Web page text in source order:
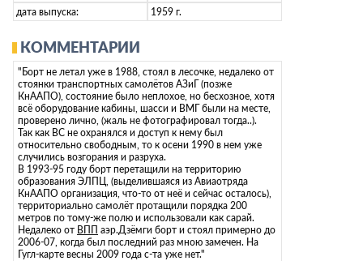
дата выпуска:
1959 г.
КОММЕНТАРИИ
"Борт не летал уже в 1988, стоял в лесочке, недалеко от
стоянки транспортных самолётов АЗиГ (позже
КнААПО), состояние было неплохое, но бесхозное, хотя
всё оборудование кабины, шасси и ВМГ были на месте,
проверено лично, (жаль не фотографировал тогда..).
Так как ВС не охранялся и доступ к нему был
относительно свободным, то к осени 1990 в нем уже
случились возгорания и разруха.
В 1993-95 году борт перетащили на территорию
образования ЭЛПЦ, (выделившаяся из Авиаотряда
КнААПО организация, что-то от неё и сейчас осталось),
территориально самолёт протащили порядка 200
метров по тому-же полю и использовали как сарай.
Недалеко от ВПП аэр.Дзёмги борт и стоял примерно до
2006-07, когда был последний раз мною замечен. На
Гугл-карте весны 2009 года с-та уже нет."